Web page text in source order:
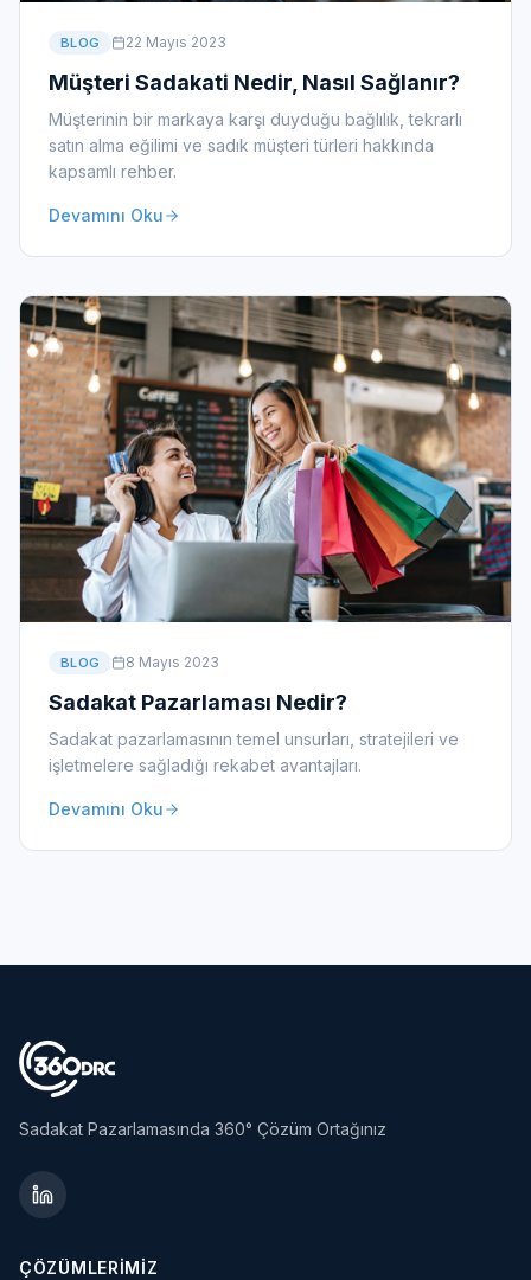
BLOG 22 Mayıs 2023
Müşteri Sadakati Nedir, Nasıl Sağlanır?
Müşterinin bir markaya karşı duyduğu bağlılık, tekrarlı
satın alma eğilimi ve sadık müşteri türleri hakkında
kapsamlı rehber.
Devamını Oku
BLOG 8 Mayıs 2023
Sadakat Pazarlaması Nedir?
Sadakat pazarlamasının temel unsurları, stratejileri ve
işletmelere sağladığı rekabet avantajları.
Devamını Oku
Sadakat Pazarlamasında 360° Çözüm Ortağınız
ÇÖZÜMLERİMİZ